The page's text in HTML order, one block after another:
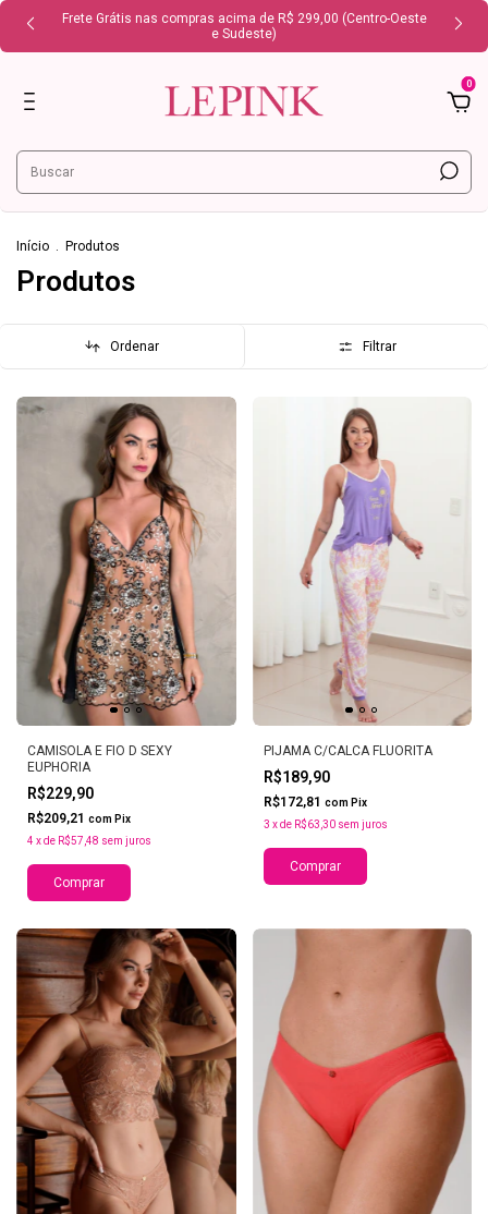
Frete Grátis nas compras acima de R$ 299,00 (Centro-Oeste
e Sudeste)
0
Início . Produtos
Produtos
Ordenar Filtrar
CAMISOLA E FIO D SEXY
EUPHORIA
R$229,90
R$209,21 com Pix
4 xde R$57,48 sem juros
Comprar
PIJAMA C/CALCA FLUORITA
R$189,90
R$172,81 com Pix
3 xde R$63,30 sem juros
Comprar